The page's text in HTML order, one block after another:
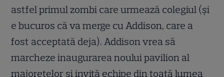
astfel primul zombi care urmează colegiul (și
e bucuros că va merge cu Addison, care a
fost acceptată deja). Addison vrea să
marcheze inaugurarea noului pavilion al
majoretelor și invită echipe din toată lumea